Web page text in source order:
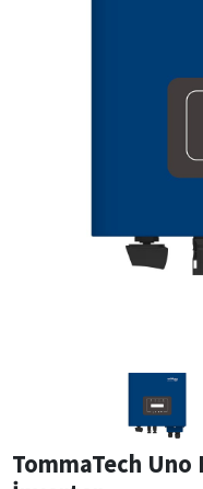
TommaTech Uno